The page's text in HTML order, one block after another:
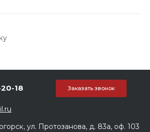
18 Заказать звонок
ул. Протозанова, д. 83а, оф. 103